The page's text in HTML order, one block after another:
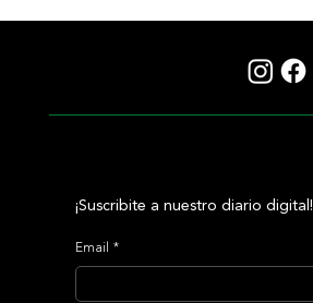
¡Suscribite a nuestro diario digital!
Email *